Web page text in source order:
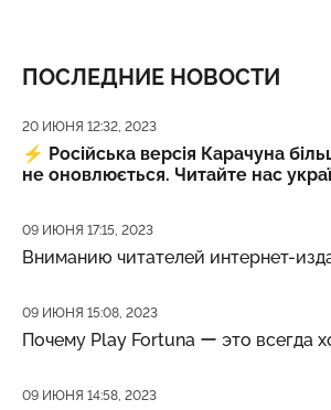
ПОСЛЕДНИЕ НОВОСТИ
Дата публикации
20 ИЮНЯ 12:32, 2023
⚡️ Російська версія Карачуна
не оновлюється. Читайте нас
Дата публикации
09 ИЮНЯ 17:15, 2023
Вниманию читателей интернет-
Дата публикации
09 ИЮНЯ 15:08, 2023
Почему Play Fortuna ー это всегда
Дата публикации
09 ИЮНЯ 14:58, 2023